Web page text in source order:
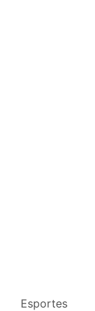
Esportes